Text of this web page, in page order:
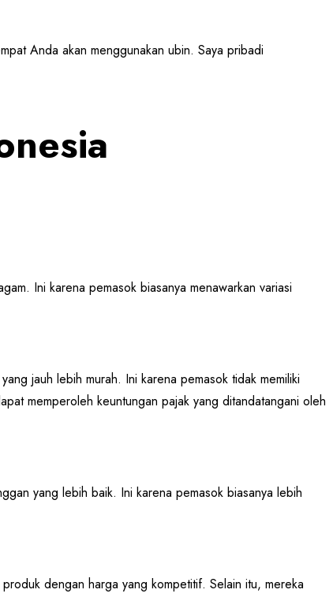
Anda akan menggunakan ubin. Saya pribadi
Ini karena pemasok biasanya menawarkan variasi
jauh lebih murah. Ini karena pemasok tidak memiliki
memperoleh keuntungan pajak yang ditandatangani oleh
yang lebih baik. Ini karena pemasok biasanya lebih
dengan harga yang kompetitif. Selain itu, mereka